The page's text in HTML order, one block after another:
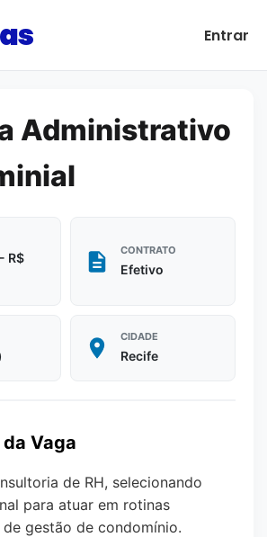
Entrar
Administrativo
R$
CONTRATO
Efetivo
CIDADE
Recife
Vaga
de RH, selecionando
para atuar em rotinas
gestão de condomínio.